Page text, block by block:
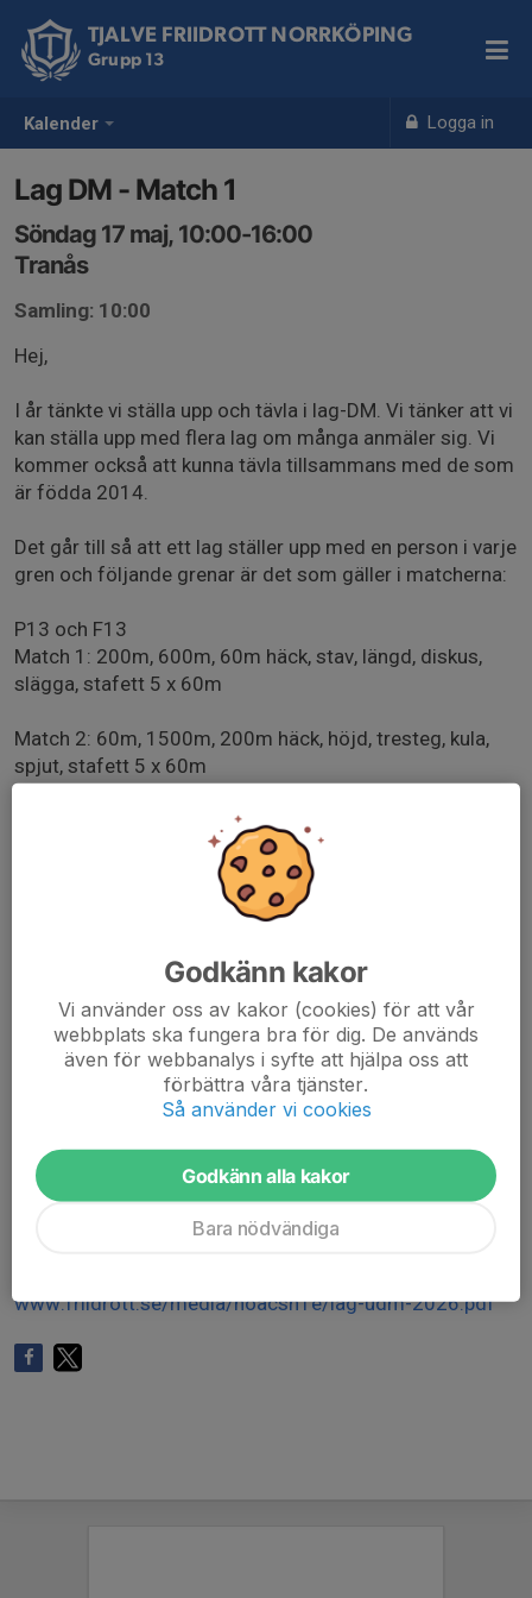
Kalender Logga in
TJALVE FRIIDROTT NORRKÖPING
Grupp 13
Lag DM - Match 1
Söndag 17 maj, 10:00-16:00
Tranås
Samling: 10:00
Hej,
I år tänkte vi ställa upp och tävla i lag-DM. Vi tänker att vi
kan ställa upp med flera lag om många anmäler sig. Vi
kommer också att kunna tävla tillsammans med de som
är födda 2014.
Det går till så att ett lag ställer upp med en person i varje
gren och följande grenar är det som gäller i matcherna:
P13 och F13
Match 1: 200m, 600m, 60m häck, stav, längd, diskus,
slägga, stafett 5 x 60m
Match 2: 60m, 1500m, 200m häck, höjd, tresteg, kula,
spjut, stafett 5 x 60m
Match 1 är 17 maj i Tranås och match 2 i Linköping 5
Nu skulle vi vilja kolla av intresset av att vara med. Det är
inte säkert att alla kan välja grenar fritt utan att vi får
försöka pussla ihop det så att vi får fulla lag.
För att kunna planera detta så skulle vi vilja veta intresse
senast söndag 19 april.
Räcker att ni anmäler intresse ni behöver inte fylla i
Mer info finns här:
https://www.friidrott.se/media/hoacsh1e/lag-udm-
www.friidrott.se/media/hoacsh1e/lag-udm-2026.pdf
Godkänn kakor
Vi använder oss av kakor (cookies) för att vår
webbplats ska fungera bra för dig. De används
även för webbanalys i syfte att hjälpa oss att
förbättra våra tjänster.
Så använder vi cookies
Godkänn alla kakor
Bara nödvändiga